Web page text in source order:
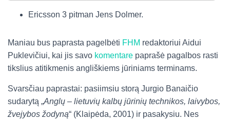
Ericsson 3 pitman Jens Dolmer.
Maniau bus paprasta pagelbėti FHM redaktoriui Aidui
Puklevičiui, kai jis savo komentare paprašė pagalbos rasti
tikslius atitikmenis angliškiems jūriniams terminams.
Svarsčiau paprastai: pasiimsiu storą Jurgio Banaičio
sudarytą „Anglų – lietuvių kalbų jūrinių technikos, laivybos,
žvejybos žodyną“ (Klaipėda, 2001) ir pasakysiu. Nes